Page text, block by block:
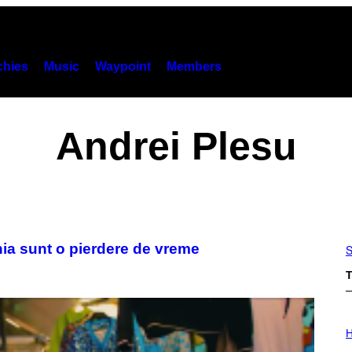
Music Waypoint Members
Andrei Plesu
sunt o pierdere de vreme
L